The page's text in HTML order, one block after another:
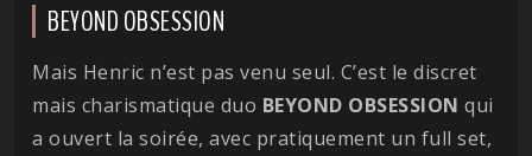
BEYOND OBSESSION
Mais Henric n’est pas venu seul. C’est le discret
mais charismatique duo BEYOND OBSESSION qui
a ouvert la soirée, avec pratiquement un full set,